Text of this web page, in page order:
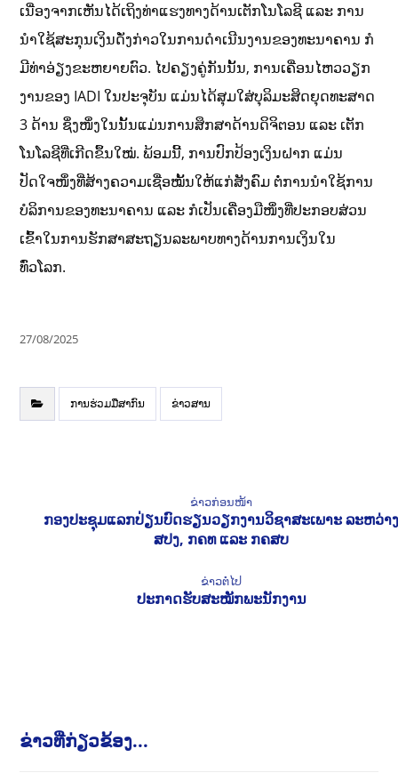
ເນື່ອງຈາກເຫັນໄດ້ເຖິງທ່າແຮງທາງດ້ານເຕັກໂນໂລຊີ ແລະ ການ
ນໍາໃຊ້ສະກຸນເງິນດັ່ງກ່າວໃນການດໍາເນີນງານຂອງທະນາຄານ ກໍ
ມີທ່າອ່ຽງຂະຫຍາຍຕົວ. ໄປຄຽງຄູ່ກັນນັ້ນ, ການເຄື່ອນໄຫວວຽກ​
ງານ​ຂອງ IADI ​ໃນ​ປະຈຸບັນ ​ແມ່ນໄດ້​ສຸມ​ໃສ່​ບຸລິມະສິດ​ຍຸດ​ທະ​ສາດ
3 ດ້ານ ຊຶ່ງໜຶ່ງ​ໃນ​ນັ້ນ​ແມ່ນ​ການ​ສຶກສາ​ດ້ານ​ດິຈິ​ຕອນ ​ແລະ ​ເຕັກ​
ໂນ​ໂລຊີທີ່ເກີດຂຶ້ນໃໝ່. ພ້ອມນີ້, ການປົກປ້ອງເງິນຝາກ ແມ່ນ
ປັດໃຈໜຶ່ງທີ່ສ້າງຄວາມເຊື່ອໝັ້ນໃຫ້ແກ່ສັງຄົມ ຕໍ່ການນໍາໃຊ້ການ
ບໍລິການຂອງທະນາຄານ ແລະ ກໍເປັນເຄື່ອງມືໜຶ່ງທີ່ປະກອບສ່ວນ
ເຂົ້າໃນການຮັກສາສະຖຽນລະພາບທາງດ້ານການເງິນໃນ
ທົ່ວໂລກ.
27/08/2025
ການຮ່ວມມືສາກົນ ຂ່າວສານ
ຂ່າວກ່ອນໜ້າ
ກອງປະຊຸມແລກປ່ຽນບົດຮຽນວຽກງານວິຊາສະເພາະ ລະຫວ່າງ
ສປງ, ກຄທ ແລະ ກຄສບ
ຂ່າວຕໍ່ໄປ
ປະກາດຮັບສະໝັກພະນັກງານ
ຂ່າວທີ່ກ່ຽວຂ້ອງ...